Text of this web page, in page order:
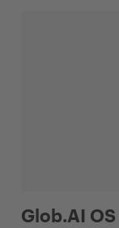
Glob.AI OS